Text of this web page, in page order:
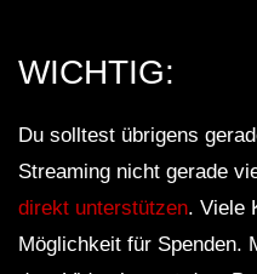
WICHTIG:
Du solltest übrigens
Streaming nicht gerade
direkt unterstützen. Viele
Möglichkeit für Spenden.